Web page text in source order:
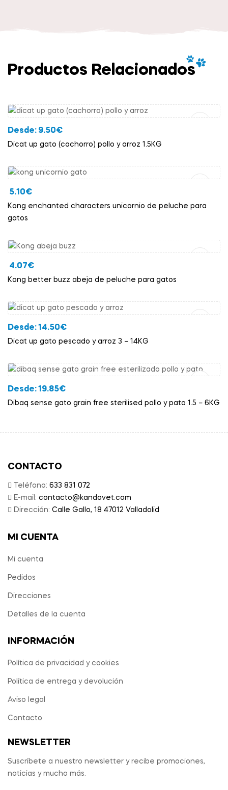
Productos Relacionados
Desde: 9.50€
Dicat up gato (cachorro) pollo y arroz 1.5KG
5.10€
Kong enchanted characters unicornio de peluche para
gatos
4.07€
Kong better buzz abeja de peluche para gatos
Desde:14.50€
Dicat up gato pescado y arroz 3 – 14KG
Desde:19.85€
Dibaq sense gato grain free sterilised pollo y pato 1.5 – 6KG
CONTACTO
Teléfono: 633 831 072
E-mail: contacto@kandovet.com
Dirección: Calle Gallo, 18 47012 Valladolid
MI CUENTA
Mi cuenta
Pedidos
Direcciones
Detalles de la cuenta
INFORMACIÓN
Política de privacidad y cookies
Política de entrega y devolución
Aviso legal
Contacto
NEWSLETTER
Suscríbete a nuestro newsletter y recibe promociones,
noticias y mucho más.